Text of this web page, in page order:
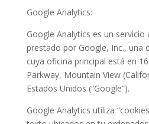
Google Analytics:
Google Analytics es un servicio
prestado por Google, Inc., una
cuya oficina principal está en
Parkway, Mountain View
Estados Unidos (“Google”).
Google Analytics utiliza